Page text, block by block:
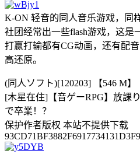
K-ON 轻音的同人音乐游戏，同
社团经常出一些flash游戏，这是
打赢打输都有CG动画，还有配
高还原。
(同人ソフト)[120203] 【546 M】
[木星在住]【音ゲーRPG】放課
で卒業！？
保护作者版权 本站不提供下载